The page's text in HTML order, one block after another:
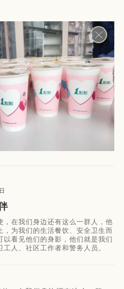
日
，在我们身边还有这么一群人，他
，为我们的生活餐饮、安全卫生而
以看见他们的身影，他们就是我们
人、社区工作者和警务人员。